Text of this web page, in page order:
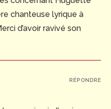
chanteuse lyrique à
d’avoir ravivé son
RÉPONDRE